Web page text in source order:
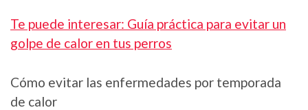
Te puede interesar: Guía práctica para evitar un
golpe de calor en tus perros
Cómo evitar las enfermedades por temporada
de calor